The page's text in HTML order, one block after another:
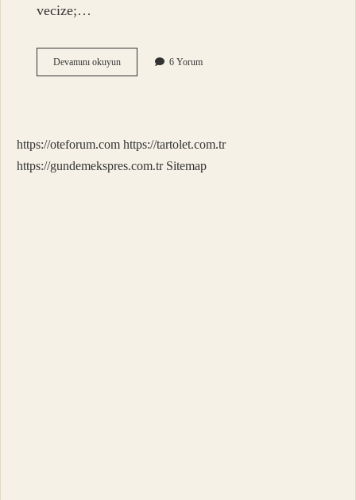
vecize;…
Devamını okuyunAforizma
Etmek
6 Yorum
https://oteforum.com https://tartolet.com.tr
https://gundemekspres.com.tr Sitemap